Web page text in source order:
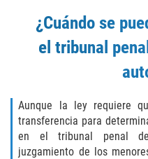
ASSAULT AND
ASSAULT ON
ASSAULT
¿Cuándo se
el tribunal
Aunque la ley requiere
transferencia para
en el tribunal penal
juzgamiento de los